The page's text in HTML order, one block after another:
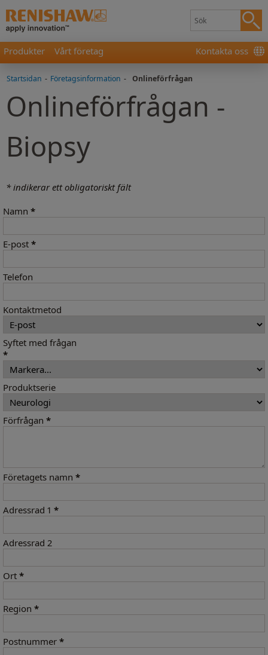
Produkter Vårt företag Kontakta oss
Startsidan - Företagsinformation - Onlineförfrågan
Onlineförfrågan -
Biopsy
* indikerar ett obligatoriskt fält
Namn *
E-post *
Telefon
Kontaktmetod
Syftet med frågan
*
Produktserie
Förfrågan *
Företagets namn *
Adressrad 1 *
Adressrad 2
Ort *
Region *
Postnummer *